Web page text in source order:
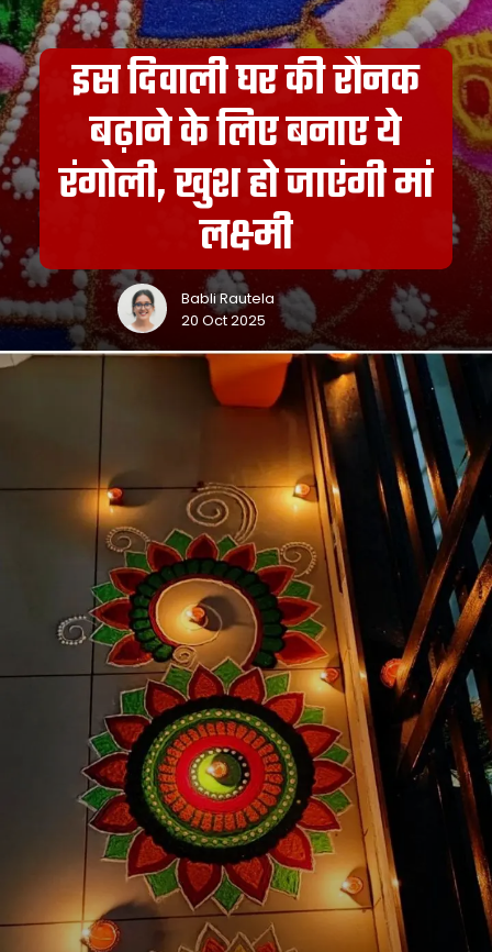
इस दिवाली घर की रौनक
बढ़ाने के लिए बनाए ये
रंगोली, खुश हो जाएंगी मां
लक्ष्मी
Babli Rautela
20 Oct 2025